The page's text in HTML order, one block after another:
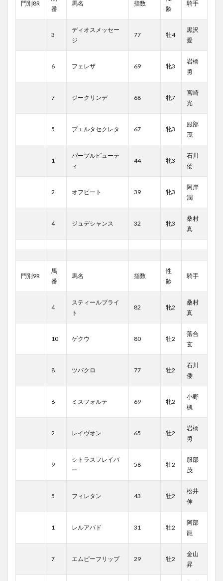
門別8R
番
馬名 指数
齢
騎手
3
ディオスメッセー
ジ
77 牡4
黒沢
愛
6 フェレザ 69 牝3
岩橋
勇
7 ジークリンデ 68 牝7
宮崎
光
5 プエルタセクレタ 67 牝3
服部
茂
1
パープルビューテ
ィ
44 牝3
石川
倭
2 オフビート 39 牝3
阿岸
潤
4 ジュデシャンス 32 牝3
桑村
真
門別9R
馬
番
馬名 指数
性
齢
騎手
4
スティールブライ
ト
82 牝2
桑村
真
10 ゲクウ 80 牡2
落合
玄
8 ツバクロ 77 牡2
石川
倭
6 ミスフォルテ 69 牝2
小野
楓
2 レイヴオン 65 牡2
岩橋
勇
9
シトラスフレイバ
ー
58 牡2
服部
茂
5 フィレタン 43 牡2
松井
伸
1 レルアバド 31 牡2
阿部
龍
7 エムピーフリップ 29 牡2
金山
昇